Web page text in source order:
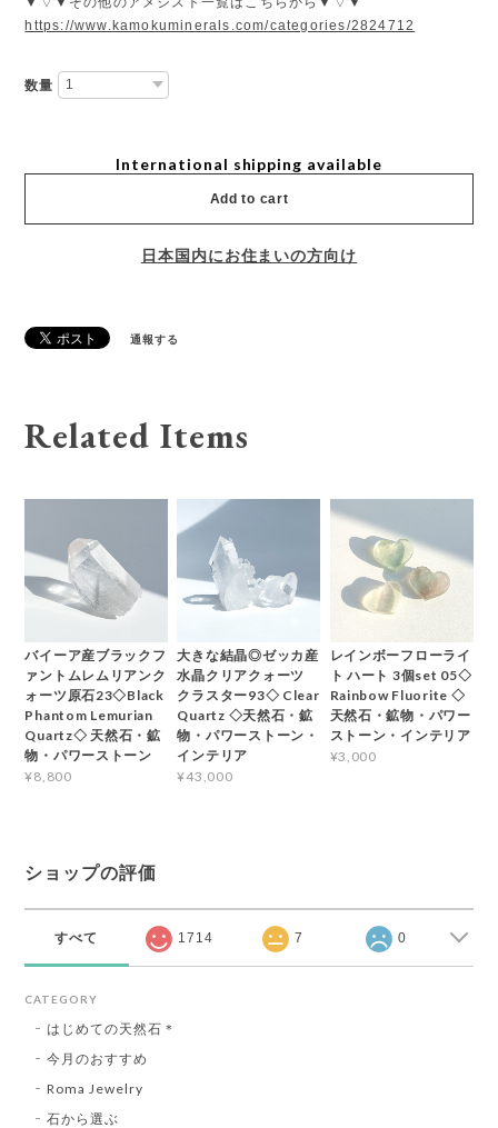
https://www.kamokuminerals.com/categories/2824712
数量
International shipping available
Add to cart
日本国内にお住まいの方向け
通報する
Related Items
バイーア産ブラックフ
ァントムレムリアンク
ォーツ原石23◇Black
Phantom Lemurian
Quartz◇ 天然石・鉱
物・パワーストーン
¥8,800
大きな結晶◎ゼッカ産
水晶クリアクォーツ
クラスター93◇ Clear
Quartz ◇天然石・鉱
物・パワーストーン・
インテリア
¥43,000
レインボーフローライ
ト ハート 3個set 05◇
Rainbow Fluorite ◇
天然石・鉱物・パワー
ストーン・インテリア
¥3,000
ショップの評価
すべて 1714 7 0
CATEGORY
はじめての天然石＊
今月のおすすめ
Roma Jewelry
石から選ぶ